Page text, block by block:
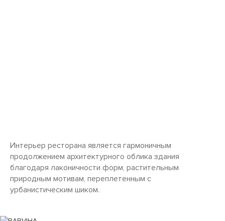
Интерьер ресторана является гармоничным
продолжением архитектурного облика здания
благодаря лаконичности форм, растительным
природным мотивам, переплетенным с
урбанистическим шиком.